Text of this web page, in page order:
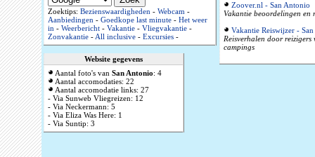
Zoektips: Bezienswaardigheden- Webcam-
Aanbiedingen- Goedkope last minute- Het weer
in- Weerbericht- Vakantie- Vliegvakantie-
Zonvakantie-All inclusive- Excursies-
Website gegevens
Aantal foto's van San Antonio: 4
Aantal accomodaties: 22
Aantal accomodatie links: 27
- Via Sunweb Vliegreizen: 12
- Via Neckermann: 5
- Via Eliza Was Here: 1
- Via Suntip: 3
Zoover.nl - San Antonio
Vakantie beoordelingen en
Vakantie Reiswijzer -
Reisverhalen door reizigers
campings